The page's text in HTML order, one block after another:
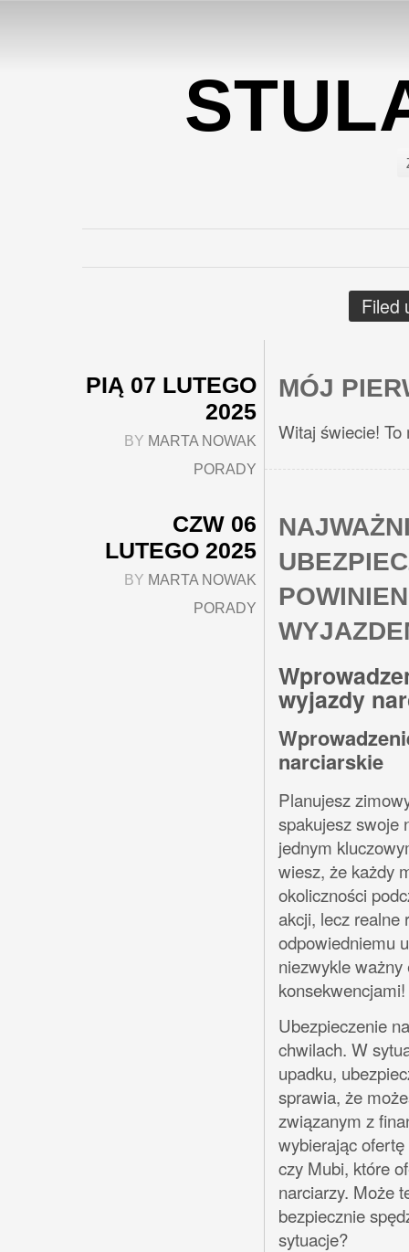
Filed
PIĄ 07 LUTEGO
2025
BY MARTA NOWAK
PORADY
MÓJ
Witaj świecie! To
CZW 06
LUTEGO 2025
BY MARTA NOWAK
PORADY
wyjazdy
narciarskie
Planujesz
spakujesz swoje
jednym
wiesz, że każdy
okoliczności
akcji, lecz realne
odpowiedniemu
niezwykle
konsekwencjami!
Ubezpieczenie
chwilach. W
upadku,
sprawia, że
związanym z
wybierając
czy Mubi, które
narciarzy. Może
bezpiecznie
sytuacje?